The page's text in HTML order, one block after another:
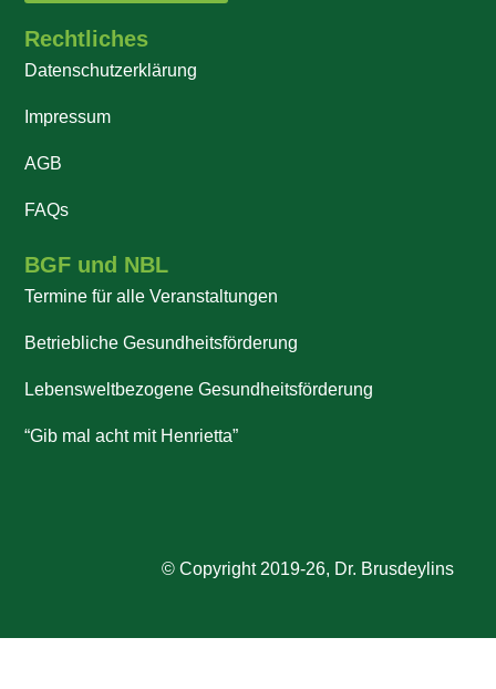
BGF und NBL
Termine für alle Veranstaltungen
Betriebliche Gesundheitsförderung
Lebensweltbezogene Gesundheitsförderung
“Gib mal acht mit Henrietta”
Rechtliches
Datenschutzerklärung
Impressum
AGB
FAQs
© Copyright 2019-26, Dr. Brusdeylins